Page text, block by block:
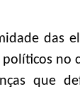
das
no
que